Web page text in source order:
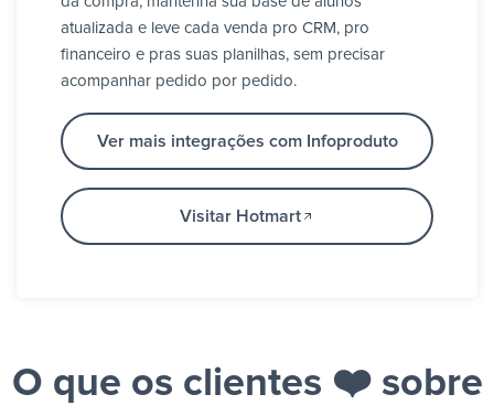
atualizada e leve cada venda pro CRM, pro
financeiro e pras suas planilhas, sem precisar
acompanhar pedido por pedido.
Ver mais integrações com Infoproduto
Visitar Hotmart
O que os clientes ❤️ sobre